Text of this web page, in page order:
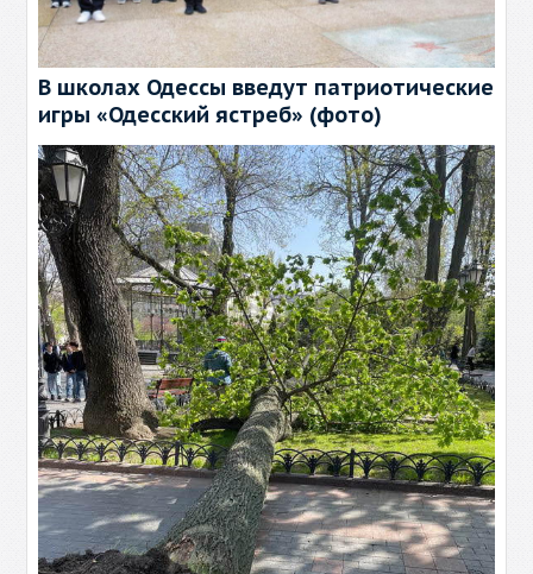
В школах Одессы введут патриотические
игры «Одесский ястреб» (фото)